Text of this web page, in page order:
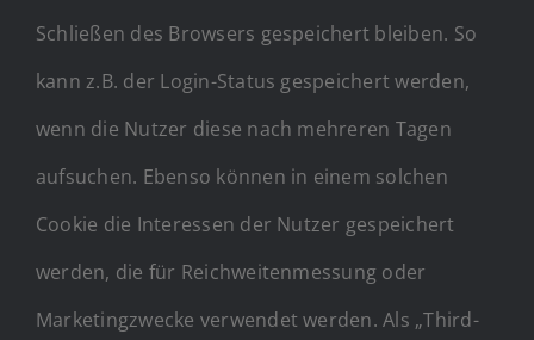
Schließen des Browsers gespeichert bleiben. So
kann z.B. der Login-Status gespeichert werden,
wenn die Nutzer diese nach mehreren Tagen
aufsuchen. Ebenso können in einem solchen
Cookie die Interessen der Nutzer gespeichert
werden, die für Reichweitenmessung oder
Marketingzwecke verwendet werden. Als „Third-